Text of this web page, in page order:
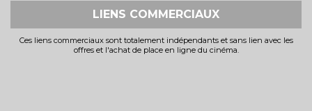
LIENS COMMERCIAUX
Ces liens commerciaux sont totalement indépendants et sans lien avec les
offres et l'achat de place en ligne du cinéma.